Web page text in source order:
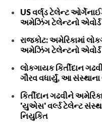
US વર્લ્‌ડ ટેલેન્ટ
અમેઝિંગ ટેલેન્ટનો
રાજકોટ: અમેરિકામાં
અમેઝિંગ ટેલેન્ટનો એવોર્ડ
લોકગાયક કિર્તીદાન
ગૌરવ વધાર્યું, આ
કિર્તીદાન ગઢવીને
'યુએસ' વર્લ્ડ ટેલેન્ટ
નિયુકિત